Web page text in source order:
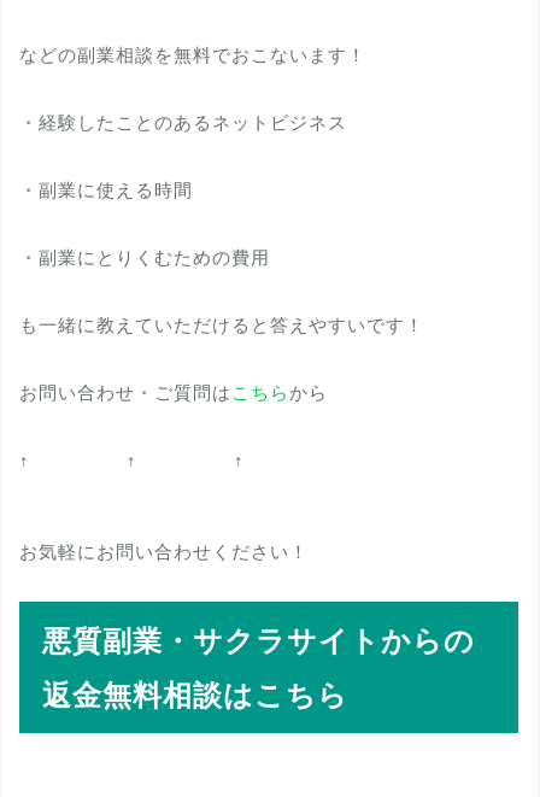
などの副業相談を無料でおこないます！
・経験したことのあるネットビジネス
・副業に使える時間
・副業にとりくむための費用
も一緒に教えていただけると答えやすいです！
お問い合わせ・ご質問は こちら から
↑ ↑ ↑
お気軽にお問い合わせください！
悪質副業・サクラサイトからの
返金無料相談はこちら